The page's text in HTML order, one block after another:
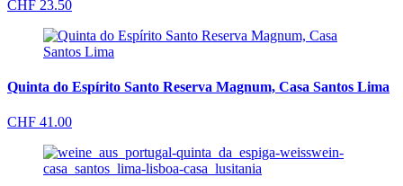
CHF 23.50
Quinta do Espírito Santo Reserva Magnum, Casa Santos Lima
CHF 41.00